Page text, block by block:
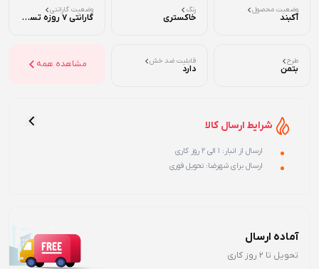
وضعیت محصول
آکبند
رنگ
خاکستری
وضعیت گارانتی
گارانتی 7 روزه تست ( تضمین اصالت و سلامت فیزیکی )
طرح
بتمن
قابلیت ضد خش
دارد مشاهده همه
شرایط ارسال کالا
ارسال از انبار: 1 الی 2 روز کاری
ارسال برای شهرضا: تحویل فوری
آماده ارسال
تحویل تا 2 روز کاری